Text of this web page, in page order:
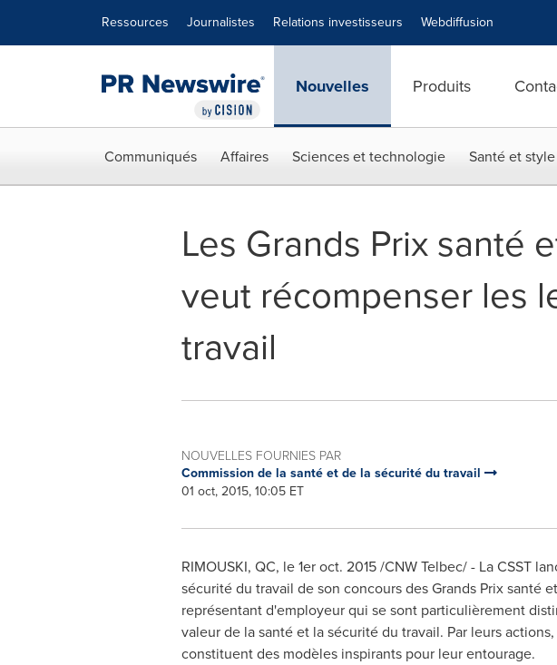
Ressources Journalistes Relations investisseurs Webdiffusion
Nouvelles Produits
Communiqués Affaires Sciences et technologie Santé et
Les Grands Prix santé
veut récompenser les
travail
NOUVELLES FOURNIES PAR
Commission de la santé et de la sécurité du travail
01 oct, 2015, 10:05 ET
RIMOUSKI, QC, le 1eroct. 2015/CNW Telbec/ - La CSST
sécurité du travail de son concours des Grands Prix
représentant d'employeur qui se sont particulièrement
valeur de la santé et la sécurité du travail. Par leurs
constituent des modèles inspirants pour leur entourage.